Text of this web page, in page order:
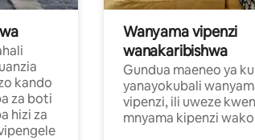
kando
za boti
hizi za
Wanyama vipenzi
wanakaribishwa
Gundua maeneo ya
yanayokubali
vipenzi, ili uweze
mnyama kipenzi